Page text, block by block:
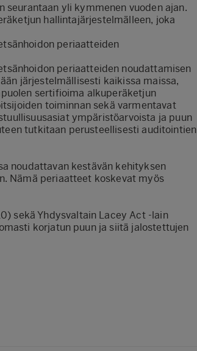
yli kymmenen vuoden ajan.
hallintajärjestelmälleen, joka
periaatteiden
periaatteiden noudattamisen
järjestelmällisesti kaikissa maissa,
sertifioima alkuperäketjun
toiminnan sekä varmentavat
ympäristöarvoista ja puun
tutkitaan perusteellisesti auditointien
noudattavan kestävän kehityksen
Nämä periaatteet koskevat myös
sekä Yhdysvaltain Lacey Act -lain
korjatun puun ja siitä jalostettujen